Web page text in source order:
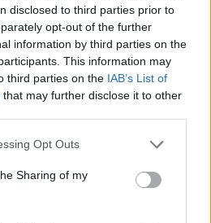
disclosed to third parties prior to
opt-out of the further
information by third parties on the
This information may
third parties on the IAB’s List of
that may further disclose it to other
Opt Outs
Sharing of my
Vilniaus rajone pro langą
iškrito vaikas